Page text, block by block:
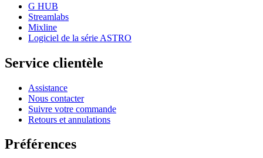
G HUB
Streamlabs
Mixline
Logiciel de la série ASTRO
Service clientèle
Assistance
Nous contacter
Suivre votre commande
Retours et annulations
Préférences